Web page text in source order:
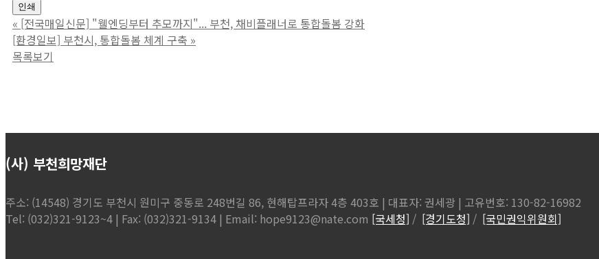
인쇄
« [전국매일신문] "웰엔딩부터 추모까지"... 부천, 채비플래너로 통합돌봄 강화
[환경일보] 부천시, 통합돌봄 체계 구축 »
목록보기
(사) 부천희망재단
주소: (14548) 경기도 부천시 원미구 중동로 248번길 86, 현해탑프라자 4층 403호 | 대표자: 권세광 | 고유번호: 130-82-16982
Tel: (032)321-9123~4 | Fax: (032)321-9134 | Email: hope9123@nate.com [국세청] / [경기도청] / [국민권익위원회]